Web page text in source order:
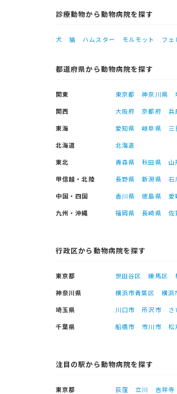
診療動物から動物病院を探す
犬 猫 ハムスター モルモット フェ
都道府県から動物病院を探す
関東 東京都 神奈川県
関西
大阪府 京都府 兵
東海
愛知県 岐阜県 三
北海道
北海道
東北
青森県 秋田県 山
甲信越・北陸
長野県 新潟県 石
中国・四国
香川県 徳島県 愛
九州・沖縄
福岡県 長崎県 佐
行政区から動物病院を探す
東京都 世田谷区 練馬区
神奈川県
横浜市青葉区 横浜
埼玉県
川口市 所沢市 さ
千葉県
船橋市 市川市 松
注目の駅から動物病院を探す
東京都 荻窪 立川 吉祥寺